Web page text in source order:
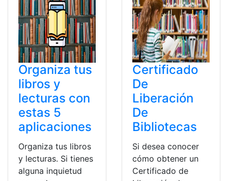
Organiza tus
libros y
lecturas con
estas 5
aplicaciones
Organiza tus libros
y lecturas. Si tienes
alguna inquietud
Certificado
De
Liberación
De
Bibliotecas
Si desea conocer
cómo obtener un
Certificado de